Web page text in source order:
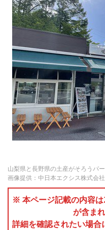
山梨県と長野県の土産がそろうパ
画像提供：中日本エクシス株式会社
※ 本ページ記載の内容
が含ま
詳細を確認されたい場